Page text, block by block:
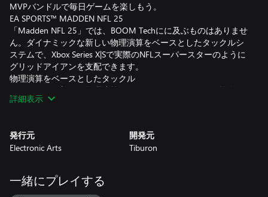
MVPバンドルで毎日ゲームを楽しもう。
EA SPORTS™ MADDEN NFL 25
「Madden NFL 25」では、BOOM Techにに及ぶものはありませ
ん。ダイナミックな新しい物理演算をベースとしたタックルシ
ステムで、Xbox Series X|Sで実際のNFLスーパースターのように
グリッドアイアンを支配できます。
物理演算をベースとしたタックル
データによる新しい物理演算システムは、タイミング、推進
力、体重、速度、強さ、選手のレーティングを元に、すべての1
再設計されたヒットスティック
ステムを採用しており、強力なコントロールとリアルな物理演
算の動きと結果を実現します。（Xbox Series X|S限定）
詳細表示
発行元
Electronic Arts
開発元
Tiburon
一緒にプレイする